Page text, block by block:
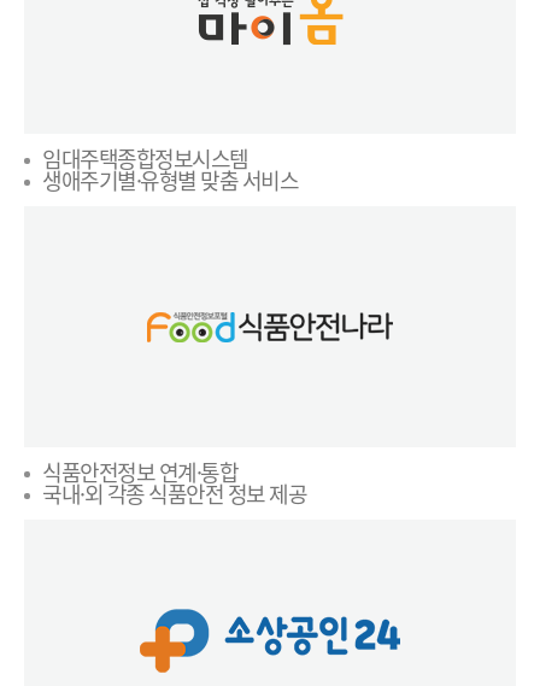
임대주택종합정보시스템
생애주기별·유형별 맞춤 서비스
식품안전정보 연계·통합
국내·외 각종 식품안전 정보 제공